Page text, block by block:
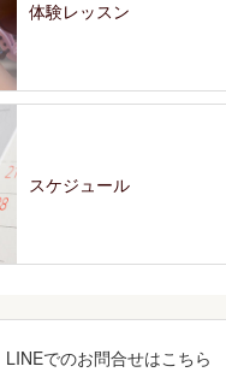
LINEでのお問合せはこちら
体験レッスン
スケジュール